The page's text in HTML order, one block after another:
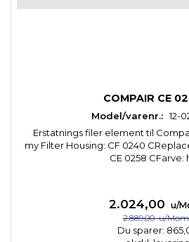
COMPAIR CE
Model/varenr.: 12-
Erstatnings filer element til
my Filter Housing: CF 0240
CE 0258 CFarve:
2.024,00
u/
2.889,00u/
Du sparer: